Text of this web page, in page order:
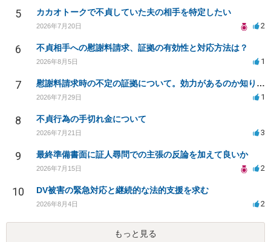
5 カカオトークで不貞していた夫の相手を特定したい
2026年7月20日 2
6 不貞相手への慰謝料請求、証拠の有効性と対応方法は？
2026年8月5日 1
7 慰謝料請求時の不定の証拠について。効力があるのか知りたい。
2026年7月29日 1
8 不貞行為の手切れ金について
2026年7月21日 3
9 最終準備書面に証人尋問での主張の反論を加えて良いか
2026年7月15日 2
10 DV被害の緊急対応と継続的な法的支援を求む
2026年8月4日 2
もっと見る